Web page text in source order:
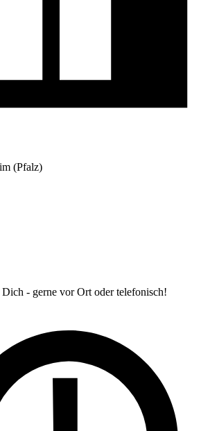
(Pfalz)
- gerne vor Ort oder telefonisch!